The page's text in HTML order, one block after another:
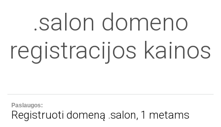
.salon domeno
registracijos kainos
Registruoti domeną .salon, 1 metams